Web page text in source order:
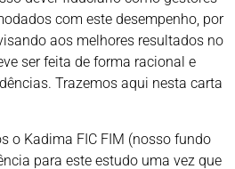
com este desempenho, por
aos melhores resultados no
ser feita de forma racional e
Trazemos aqui nesta carta
o Kadima FIC FIM (nosso fundo
para este estudo uma vez que